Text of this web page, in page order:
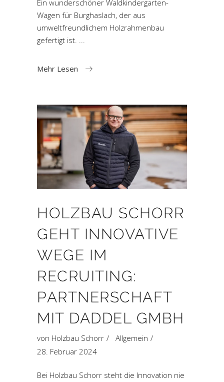
Ein wunderschöner Waldkindergarten-
Wagen für Burghaslach, der aus
umweltfreundlichem Holzrahmenbau
gefertigt ist.
Mehr Lesen
HOLZBAU SCHORR
GEHT INNOVATIVE
WEGE IM
RECRUITING:
PARTNERSCHAFT
MIT DADDEL GMBH
von Holzbau Schorr
Allgemein
28. Februar 2024
Bei Holzbau Schorr steht die Innovation nie